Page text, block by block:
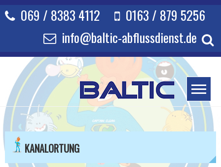
to
069 / 8383 4112
0163 / 879 5256
info@baltic-abflussdienst.de
KANALORTUNG